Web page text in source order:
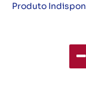
Produto